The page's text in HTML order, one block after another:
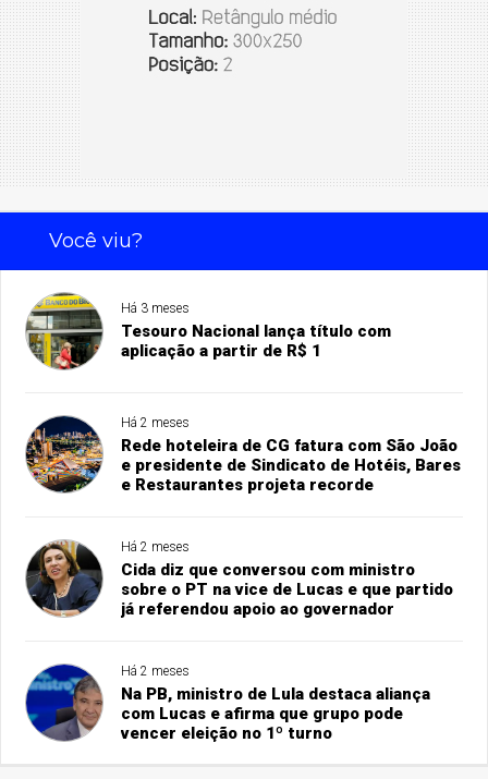
Você viu?
Há 3 meses
Tesouro Nacional lança título com
aplicação a partir de R$ 1
Há 2 meses
Rede hoteleira de CG fatura com São João
e presidente de Sindicato de Hotéis, Bares
e Restaurantes projeta recorde
Há 2 meses
Cida diz que conversou com ministro
sobre o PT na vice de Lucas e que partido
já referendou apoio ao governador
Há 2 meses
Na PB, ministro de Lula destaca aliança
com Lucas e afirma que grupo pode
vencer eleição no 1º turno